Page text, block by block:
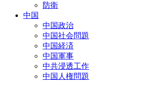
防衛
中国
中国政治
中国社会問題
中国経済
中国軍事
中共浸透工作
中国人権問題